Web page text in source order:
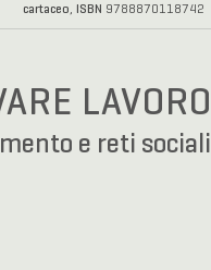
cartaceo,ISBN 9788870118742
LAVORO
e reti sociali